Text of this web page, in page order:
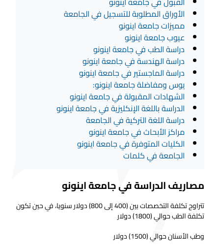
الأوراق المطلوبة للتسجيل في الجامعة
مميزات جامعة اينونو
عيوب جامعة اينونو
دراسة الطب في جامعة اينونو
دراسة الهندسة في جامعة اينونو
دراسة الماجستير في جامعة اينونو
يوس ومفاضلة جامعة اينونو:
الشهادات المقبولة في جامعة اينونو
الدراسة باللغة الإنكليزية في جامعة اينونو
دراسة اللغة التركية في الجامعة
مراكز الأبحاث في جامعة اينونو
الكليات المتوفرة في جامعة اينونو
الجامعة في كلمات
مصاريف الدراسة في جامعة اينونو
تتراوح تكلفة التخصصات بين (400 إلى 800) دولار سنويا، في حين تكون
تكلفة الطب حوالي (1800) دولار
وطب الأسنان حوالي (1500) دولار